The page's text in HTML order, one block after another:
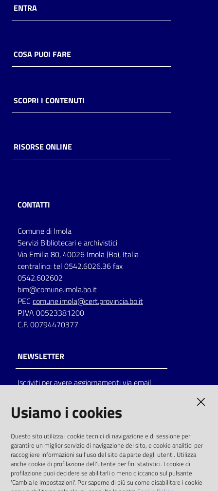
ENTRA
COSA PUOI FARE
SCOPRI I CONTENUTI
RISORSE ONLINE
CONTATTI
Comune di Imola
Servizi Bibliotecari e archivistici
Via Emilia 80, 40026 Imola (Bo), Italia
centralino: tel 0542.6026.36 fax
0542.602602
bim@comune.imola.bo.it
PEC comune.imola@cert.provincia.bo.it
P.IVA 00523381200
C.F. 00794470377
NEWSLETTER
Iscriviti per avere aggiornamenti via email
solo alle condizioni previste dalla direttiva
comunitaria 2003/98/CE e dal d.lgs. 36/2006
SOCIAL
Usiamo i cookies
Questo sito utilizza i cookie tecnici di navigazione e di sessione per
garantire un miglior servizio di navigazione del sito, e cookie analitici per
raccogliere informazioni sull'uso del sito da parte degli utenti. Utilizza
anche cookie di profilazione dell'utente per fini statistici. I cookie di
profilazione puoi decidere se abilitarli o meno cliccando sul pulsante
'Cambia le impostazioni'. Per saperne di più su come disabilitare i cookie